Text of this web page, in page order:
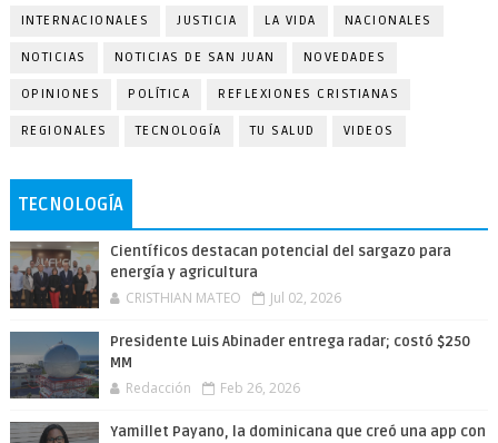
INTERNACIONALES JUSTICIA LA VIDA NACIONALES
NOTICIAS NOTICIAS DE SAN JUAN NOVEDADES
OPINIONES POLÍTICA REFLEXIONES CRISTIANAS
REGIONALES TECNOLOGÍA TU SALUD VIDEOS
TECNOLOGÍA
Científicos destacan potencial del sargazo para
energía y agricultura
CRISTHIAN MATEO Jul 02, 2026
Presidente Luis Abinader entrega radar; costó $250
MM
Redacción Feb 26, 2026
Yamillet Payano, la dominicana que creó una app con